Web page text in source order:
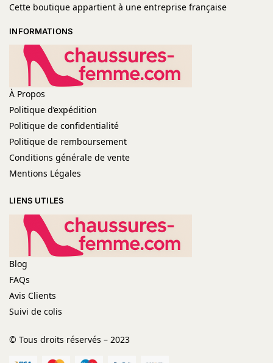
Cette boutique appartient à une entreprise française
INFORMATIONS
À Propos
Politique d’expédition
Politique de confidentialité
Politique de remboursement
Conditions générale de vente
Mentions Légales
LIENS UTILES
Blog
FAQs
Avis Clients
Suivi de colis
© Tous droits réservés – 2023